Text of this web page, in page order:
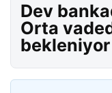
Dev
Orta
bekleniyor